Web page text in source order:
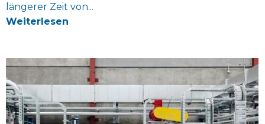
längerer Zeit von...
Weiterlesen